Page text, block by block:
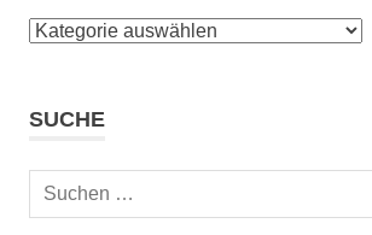
Kategorien
SUCHE
Suchen